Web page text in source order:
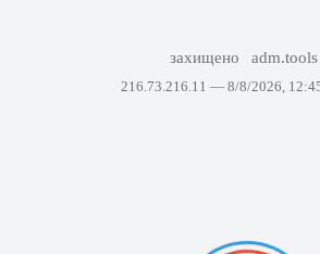
захищено adm.tools
216.73.216.11 — 8/8/2026,